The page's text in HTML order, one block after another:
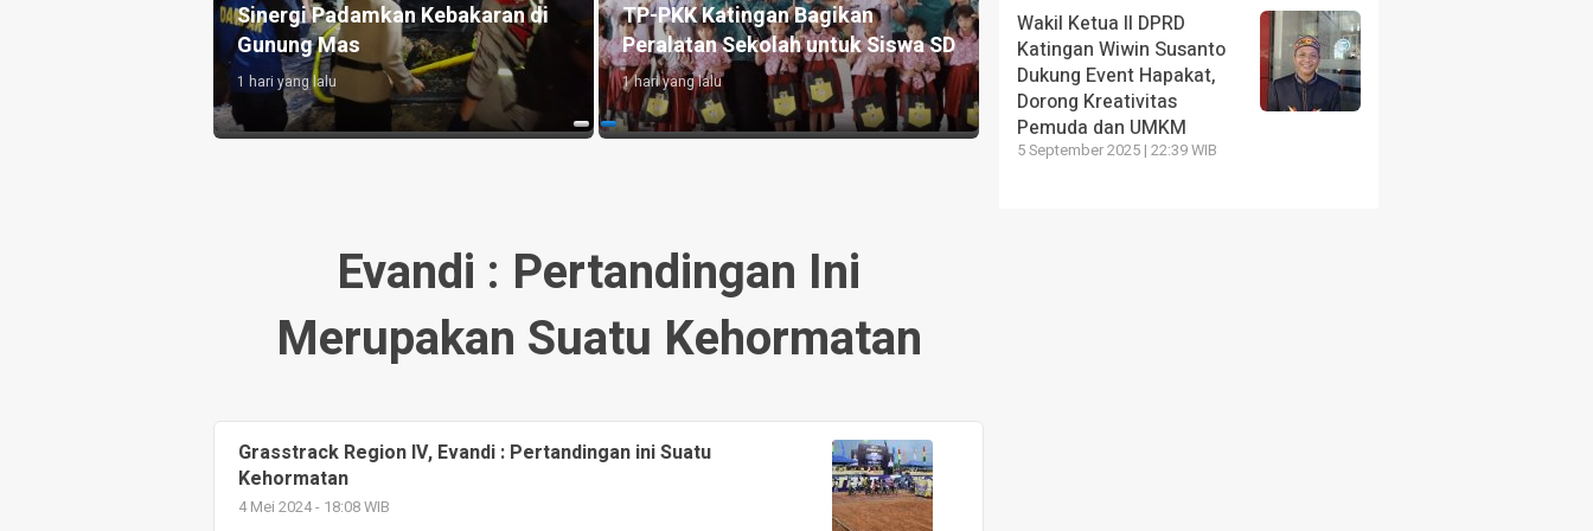
Sinergi Padamkan Kebakaran di
Gunung Mas
1 hari yang lalu
TP-PKK Katingan Bagikan
Peralatan Sekolah untuk Siswa SD
1 hari yang lalu
Evandi : Pertandingan Ini
Merupakan Suatu Kehormatan
Grasstrack Region IV, Evandi : Pertandingan ini Suatu
Kehormatan
4 Mei 2024 - 18:08 WIB
Wakil Ketua II DPRD
Katingan Wiwin Susanto
Dukung Event Hapakat,
Dorong Kreativitas
Pemuda dan UMKM
5 September 2025 | 22:39 WIB